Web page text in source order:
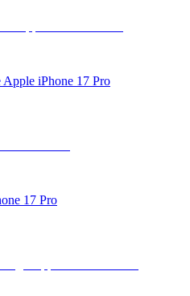
iPhone 17 Pro
17 Pro